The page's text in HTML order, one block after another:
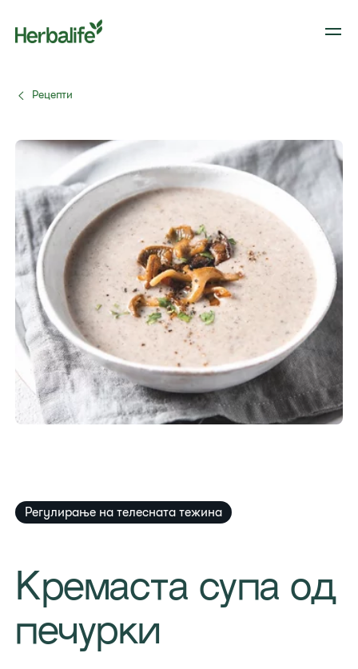
Рецепти
Регулирање на телесната тежина
​Кремаста супа од
печурки